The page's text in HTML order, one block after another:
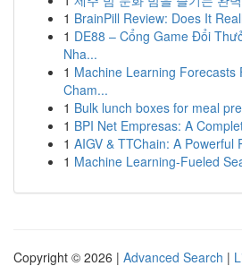
1 BrainPill Review: Does It
1 DE88 – Cổng Game Đổi
Nha...
1 Machine Learning Forecasts
Cham...
1 Bulk lunch boxes for meal
1 BPI Net Empresas: A
1 AIGV & TTChain: A Powerful
1 Machine Learning-Fueled
Copyright © 2026 | Advanced Search |